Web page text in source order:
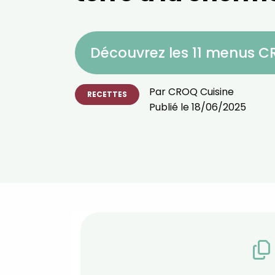
Découvrez les 11 menus
RECETTES ParCROQ Cuisine
Publié le18/06/2025